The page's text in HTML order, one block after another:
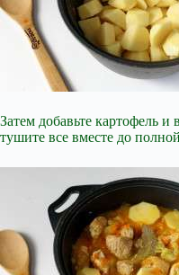
Затем добавьте картофель
тушите все вместе до